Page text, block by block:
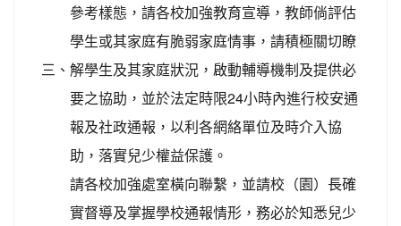
三、
參考樣態，請各校加強教育宣導，教師倘評估
學生或其家庭有脆弱家庭情事，請積極關切瞭
解學生及其家庭狀況，啟動輔導機制及提供必
要之協助，並於法定時限24小時內進行校安通
報及社政通報，以利各網絡單位及時介入協
助，落實兒少權益保護。
請各校加強處室橫向聯繫，並請校（園）長確
實督導及掌握學校通報情形，務必於知悉兒少